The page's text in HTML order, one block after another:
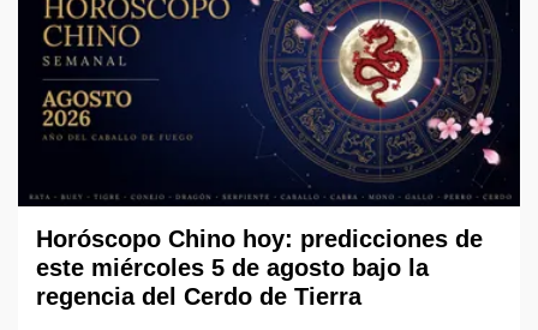
Horóscopo Chino hoy: predicciones de
este miércoles 5 de agosto bajo la
regencia del Cerdo de Tierra